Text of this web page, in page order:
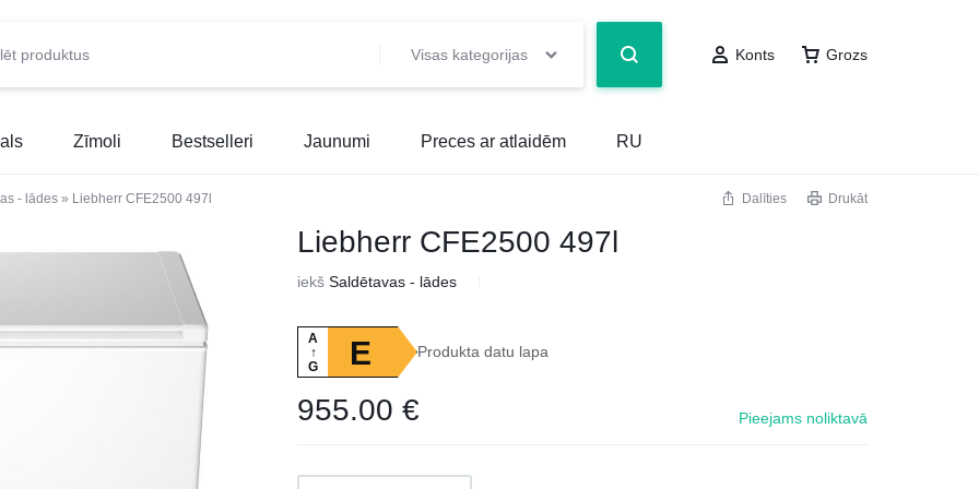
Visas kategorijas Konts Grozs
Zīmoli Bestselleri Jaunumi Preces ar atlaidēm RU
- lādes » Liebherr CFE2500 497l Dalīties Drukāt
Liebherr CFE2500 497l
iekšSaldētavas - lādes
A
↑
G
E Produkta datu lapa
955.00€ Pieejams noliktavā